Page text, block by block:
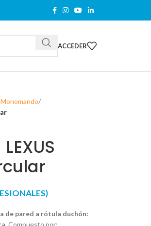
ACCEDER
de pared a rótula duchón:
Compuesto por: